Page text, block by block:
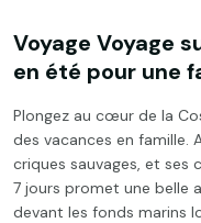
Voyage Voyage
en été pour une
Plongez au cœur de la
des vacances en famille.
criques sauvages, et ses
7 jours promet une belle
devant les fonds marins